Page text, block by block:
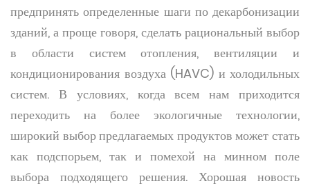
предпринять определенные шаги по декарбонизации
зданий, а проще говоря, сделать рациональный выбор
в области систем отопления, вентиляции и
кондиционирования воздуха (HAVC) и холодильных
систем. В условиях, когда всем нам приходится
переходить на более экологичные технологии,
широкий выбор предлагаемых продуктов может стать
как подспорьем, так и помехой на минном поле
выбора подходящего решения. Хорошая новость